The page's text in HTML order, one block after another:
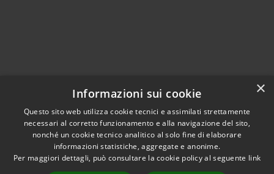
Accessibilità
Privacy
Copyright © 2024 •
Comune di Mazara del
Vallo• Powered
×
Informazioni sui cookie
Questo sito web utilizza cookie tecnici e assimilati strettamente
necessari al corretto funzionamento e alla navigazione del sito,
nonché un cookie tecnico analitico al solo fine di elaborare
informazioni statistiche, aggregate e anonime.
Per maggiori dettagli, può consultare la cookie policy al seguente link